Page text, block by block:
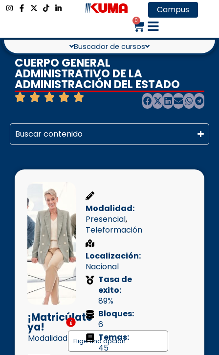
Campus
0
Buscador de cursos
CUERPO GENERAL
ADMINISTRATIVO DE LA
ADMINISTRACIÓN DEL ESTADO
Buscar contenido
¡Matricúlate
ya!
Modalidad
Modalidad:
Presencial,
Teleformación
Localización:
Nacional
Tasa de
exito:
89%
Bloques:
6
Temas:
45